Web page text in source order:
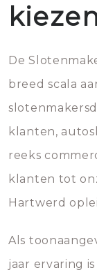
De
breed scala
klanten,
reeks
klanten tot
Hartwerd
Als
jaar ervaring